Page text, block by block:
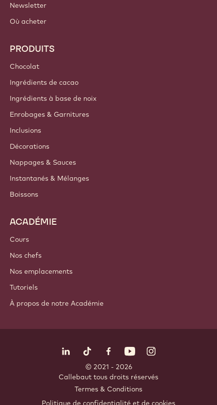
Newsletter
Où acheter
PRODUITS
Chocolat
Ingrédients de cacao
Ingrédients à base de noix
Enrobages & Garnitures
Inclusions
Décorations
Nappages & Sauces
Instantanés & Mélanges
Boissons
ACADÉMIE
Cours
Nos chefs
Nos emplacements
Tutoriels
À propos de notre Académie
LinkedIn Opens in a new window.
TikTok Opens in a new window.
Facebook Opens in a new
YouTubeInstagram
© 2021 - 2026
Callebaut tous droits réservés
Termes & Conditions
Politique de confidentialité et de cookies